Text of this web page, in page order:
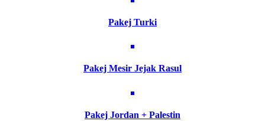
Pakej Turki
Pakej Mesir Jejak Rasul
Pakej Jordan + Palestin